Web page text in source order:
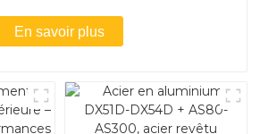
En savoir plus